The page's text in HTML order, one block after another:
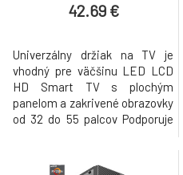
42.69 €
Univerzálny držiak na TV je
vhodný pre väčšinu LED LCD
HD Smart TV s plochým
panelom a zakrivené obrazovky
od 32 do 55 palcov Podporuje
Kompatibilné s VESA od 100 x